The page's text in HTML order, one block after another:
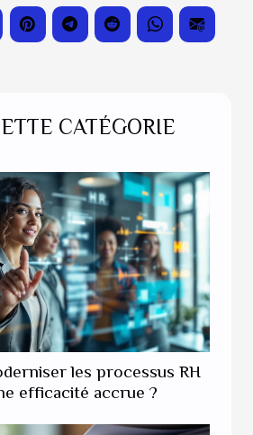
CATÉGORIE
les processus RH
efficacité accrue ?